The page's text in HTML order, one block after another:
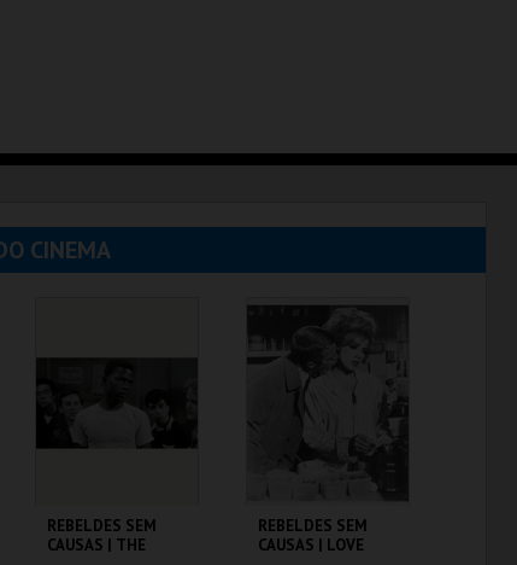
CINEMA
REBELDES SEM
CAUSAS | THE
REBELDES SEM
CAUSAS | LOVE